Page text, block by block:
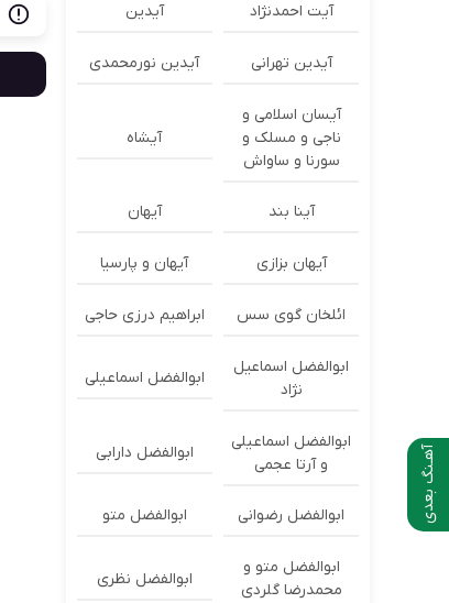
آهـنگ بعدی
آیت احمدنژاد آیدین
آیدین تهرانی آیدین نورمحمدی
آیسان اسلامی و
ناجی و مسلک و
سورنا و ساواش
آیشاه
آینا بند آیهان
آیهان بزازی آیهان و پارسیا
ائلخان گوی سس ابراهیم درزی حاجی
ابوالفضل اسماعیل
نژاد
ابوالفضل اسماعیلی
ابوالفضل اسماعیلی
و آرتا عجمی
ابوالفضل دارابی
ابوالفضل رضوانی ابوالفضل متو
ابوالفضل متو و
محمدرضا گلردی
ابوالفضل نظری